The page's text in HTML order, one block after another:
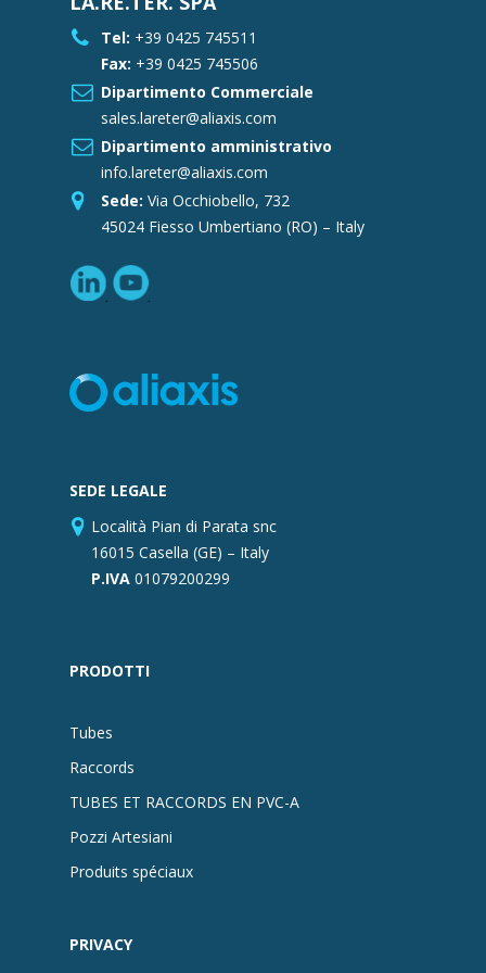
Tel: +39 0425 745511
Fax: +39 0425 745506
Dipartimento Commerciale
sales.lareter@aliaxis.com
Dipartimento amministrativo
info.lareter@aliaxis.com
Sede: Via Occhiobello, 732
45024 Fiesso Umbertiano (RO) – Italy
SEDE LEGALE
Località Pian di Parata snc
16015 Casella (GE) – Italy
P.IVA 01079200299
PRODOTTI
Tubes
Raccords
TUBES ET RACCORDS EN PVC-A
Pozzi Artesiani
Produits spéciaux
PRIVACY